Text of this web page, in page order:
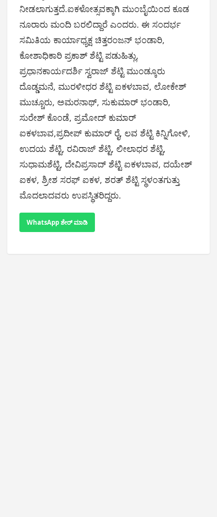
ನೀಡಲಾಗುತ್ತದೆ.ಐಕಳೋತ್ಸವಕ್ಕಾಗಿ ಮುಂಬೈಯಿಂದ ಕೂಡ
ನೂರಾರು ಮಂದಿ ಬರಲಿದ್ದಾರೆ ಎಂದರು. ಈ ಸಂದರ್ಭ
ಸಮಿತಿಯ ಕಾರ್ಯಾಧ್ಯಕ್ಷ ಚಿತ್ತರಂಜನ್ ಭಂಡಾರಿ,
ಕೋಶಾಧಿಕಾರಿ ಪ್ರಕಾಶ್ ಶೆಟ್ಟಿ ಪಡುಹಿತ್ಲು,
ಪ್ರಧಾನ‌ಕಾರ್ಯದರ್ಶಿ ಸ್ವರಾಜ್ ಶೆಟ್ಟಿ ಮುಂಡ್ಕೂರು
ದೊಡ್ಡಮನೆ, ಮುರಳೀಧರ ಶೆಟ್ಟಿ ಐಕಳಬಾವ, ಲೋಕೇಶ್
ಮುಚ್ಚೂರು, ಅಮರನಾಥ್, ಸುಕುಮಾರ್ ಭಂಡಾರಿ,
ಸುರೇಶ್ ಕೊಂಡೆ, ಪ್ರಮೋದ್ ಕುಮಾರ್
ಐಕಳಬಾವ,ಪ್ರದೀಪ್ ಕುಮಾರ್ ರೈ, ಲವ ಶೆಟ್ಟಿ ಕಿನ್ನಿಗೋಳಿ,
ಉದಯ ಶೆಟ್ಟಿ, ರವಿರಾಜ್ ಶೆಟ್ಟಿ, ಲೀಲಾಧರ ಶೆಟ್ಟಿ,
ಸುಧಾಮ‌ಶೆಟ್ಟಿ, ದೇವಿಪ್ರಸಾದ್ ಶೆಟ್ಟಿ ಐಕಳಬಾವ, ದಯೇಶ್
ಐಕಳ, ಶ್ರೀಶ ಸರಫ್ ಐಕಳ, ಶರತ್ ಶೆಟ್ಟಿ ಸ್ಥಳಂತಗುತ್ತು
ಮೊದಲಾದವರು ಉಪಸ್ಥಿತರಿದ್ದರು.
WhatsApp ಶೇರ್ ಮಾಡಿ